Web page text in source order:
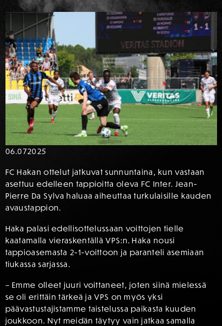
06.072025
FC Hakan ottelut jatkuvat sunnuntaina, kun vastaan
asettuu edelleen tappioitta oleva FC Inter. Jean-
Pierre Da Sylva haluaa aiheuttaa turkulaisille kauden
avaustappion.
Haka palasi edellisottelussaan voittojen tielle
kaatamalla vieraskentällä VPS:n. Haka nousi
tappioasemasta 2-1-voittoon ja paranteli asemiaan
tiukassa sarjassa.
– Emme olleet juuri voittaneet, joten siinä mielessä
se oli erittäin tärkeä ja VPS on myös yksi
päävastustajistamme taistelussa paikasta kuuden
joukkoon. Nyt meidän täytyy vain jatkaa samalla